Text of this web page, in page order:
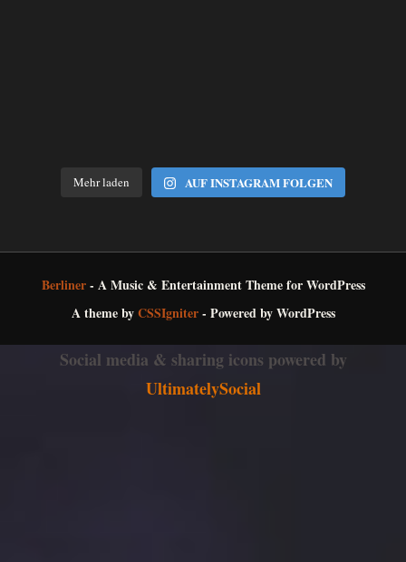
Mehr laden AUF INSTAGRAM FOLGEN
Berliner- A Music & Entertainment Theme for WordPress
A theme byCSSIgniter- Powered by WordPress
Social media & sharing icons powered by
UltimatelySocial